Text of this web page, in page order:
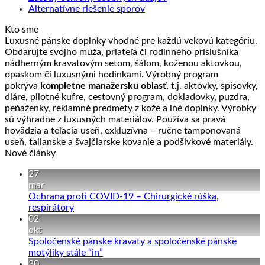
Alternatívne riešenie sporov
Kto sme
Luxusné pánske doplnky vhodné pre každú vekovú kategóriu.
Obdarujte svojho muža, priateľa či rodinného príslušníka
nádherným kravatovým setom, šálom, koženou aktovkou,
opaskom či luxusnými hodinkami. Výrobný program
pokrýva kompletne manažersku oblasť, t.j. aktovky, spisovky,
diáre, pilotné kufre, cestovný program, dokladovky, puzdra,
peňaženky, reklamné predmety z kože a iné doplnky. Výrobky
sú výhradne z luxusných materiálov. Používa sa pravá
hovädzia a teľacia useň, exkluzívna – ručne tamponovaná
useň, talianske a švajčiarske kovanie a podšívkové materiály.
Nové články
27
mar
Ochrana proti COVID-19 – Chirurgické rúška,
respirátoryŽiadne
Ochrana
proti
02
okt
Spoločenské pánske kravaty a spoločenské pánske
motýliky stále “in”